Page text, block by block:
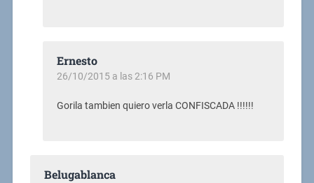
Ernesto
26/10/2015 a las 2:16 PM
Gorila tambien quiero verla CONFISCADA !!!!!!
Belugablanca